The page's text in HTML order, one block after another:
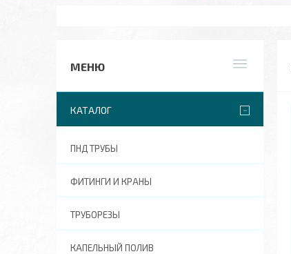
КАТАЛОГ
ПНД ТРУБЫ
ФИТИНГИ И КРАНЫ
ТРУБОРЕЗЫ
КАПЕЛЬНЫЙ ПОЛИВ